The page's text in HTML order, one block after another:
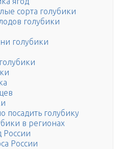
сорта голубики
голубики
голубики
посадить голубику
в регионах
России
России